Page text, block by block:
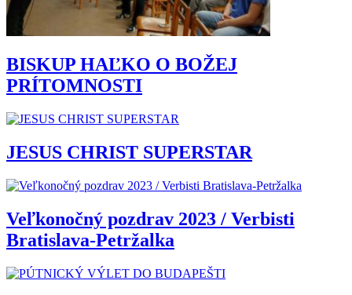
BISKUP HAĽKO O BOŽEJ
PRÍTOMNOSTI
JESUS CHRIST SUPERSTAR
Veľkonočný pozdrav 2023 / Verbisti
Bratislava-Petržalka